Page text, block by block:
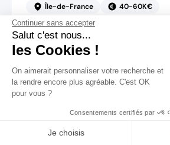
Continuer sans accepter
Salut c'est nous...
les Cookies !
On aimerait personnaliser votre recherche et
la rendre encore plus agréable. C'est OK
pour vous ?
Consentements certifiés par
Je choisis
Île-de-France
40-60K€
Il y a20 jours
Administration des ventes (H/F)
Tremblay-en-France
30-35K€
Il y a
Rechercher